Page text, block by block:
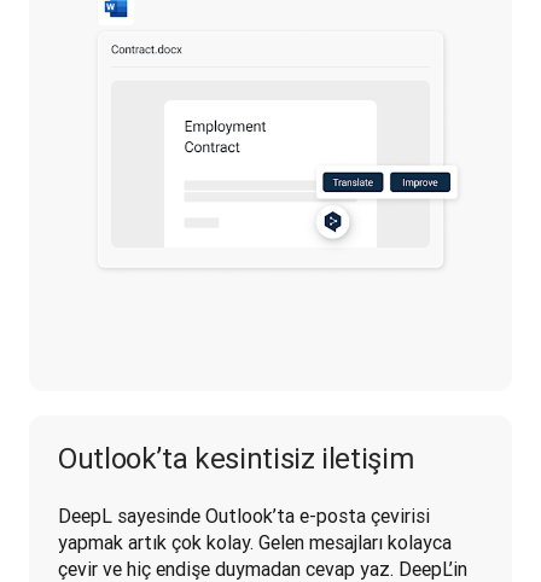
Outlook’ta kesintisiz iletişim
DeepL sayesinde Outlook’ta e-posta çevirisi
yapmak artık çok kolay. Gelen mesajları kolayca
çevir ve hiç endişe duymadan cevap yaz. DeepL’in